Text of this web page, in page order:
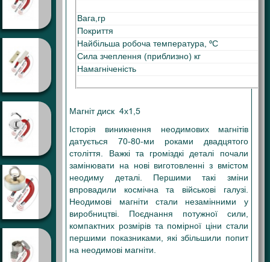
Вага,гр
Покриття
Найбільша робоча температура, ºС
Сила зчеплення (приблизно) кг
Намагніченість
Магніт диск 4х1,5
Історія виникнення неодимових магнітів
датується 70-80-ми роками двадцятого
століття. Важкі та громіздкі деталі почали
замінювати на нові виготовленні з вмістом
неодиму деталі. Першими такі зміни
впровадили космічна та військові галузі.
Неодимові магніти стали незамінними у
виробництві. Поєднання потужної сили,
компактних розмірів та помірної ціни стали
першими показниками, які збільшили попит
на неодимові магніти.